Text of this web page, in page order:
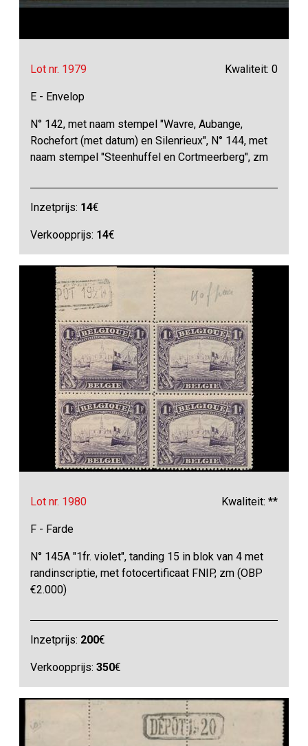
Lot nr. 1979 Kwaliteit: 0
E - Envelop
N° 142, met naam stempel "Wavre, Aubange,
Rochefort (met datum) en Silenrieux", N° 144, met
naam stempel "Steenhuffel en Cortmeerberg", zm
Inzetprijs: 14€
Verkoopprijs: 14€
Lot nr. 1980 Kwaliteit: **
F - Farde
N° 145A "1fr. violet", tanding 15 in blok van 4 met
randinscriptie, met fotocertificaat FNIP, zm (OBP
€2.000)
Inzetprijs: 200€
Verkoopprijs:350€